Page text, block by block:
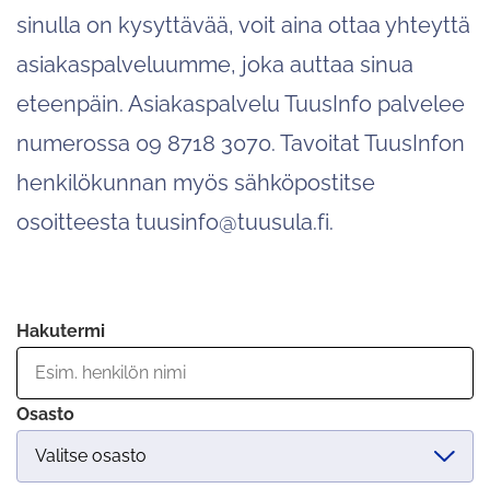
sinulla on kysyttävää, voit aina ottaa yhteyttä
asiakaspalveluumme, joka auttaa sinua
eteenpäin. Asiakaspalvelu TuusInfo palvelee
numerossa 09 8718 3070. Tavoitat TuusInfon
henkilökunnan myös sähköpostitse
osoitteesta tuusinfo@tuusula.fi.
Hakutermi
Osasto